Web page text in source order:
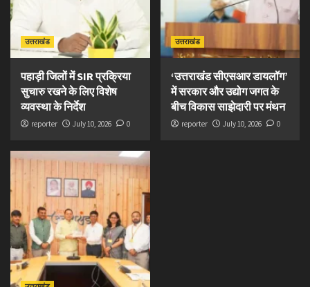
उत्तराखंड
पहाड़ी जिलों में SIR प्रक्रिया
सुचारु रखने के लिए विशेष
व्यवस्था के निर्देश
reporter July 10, 2026 0
उत्तराखंड
‘उत्तराखंड सीएसआर डायलॉग’
में सरकार और उद्योग जगत के
बीच विकास साझेदारी पर मंथन
reporter July 10, 2026 0